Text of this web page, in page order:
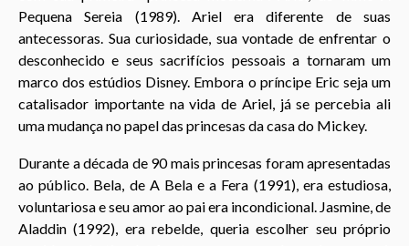
Pequena Sereia (1989). Ariel era diferente de suas
antecessoras. Sua curiosidade, sua vontade de enfrentar o
desconhecido e seus sacrifícios pessoais a tornaram um
marco dos estúdios Disney. Embora o príncipe Eric seja um
catalisador importante na vida de Ariel, já se percebia ali
uma mudança no papel das princesas da casa do Mickey.
Durante a década de 90 mais princesas foram apresentadas
ao público. Bela, de A Bela e a Fera (1991), era estudiosa,
voluntariosa e seu amor ao pai era incondicional. Jasmine, de
Aladdin (1992), era rebelde, queria escolher seu próprio